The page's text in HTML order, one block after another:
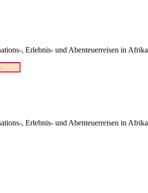
, Erlebnis- und Abenteuerreisen in Afrika
, Erlebnis- und Abenteuerreisen in Afrika